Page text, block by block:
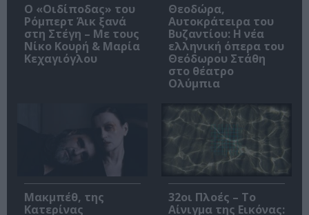
O «Οιδίποδας» του
Ρόμπερτ Άικ ξανά
στη Στέγη – Με τους
Νίκο Κουρή & Μαρία
Κεχαγιόγλου
Θεοδώρα,
Αυτοκράτειρα του
Βυζαντίου: Η νέα
ελληνική όπερα του
Θεόδωρου Στάθη
στο θέατρο
Ολύμπια
Μακμπέθ, της
Κατερίνας
32οι Πλοές – Το
Αίνιγμα της Εικόνας: